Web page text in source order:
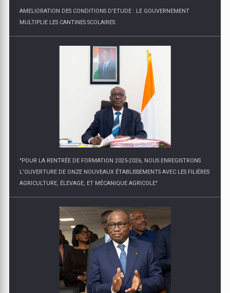
AMELIORATION DES CONDITIONS D'ETUDE : LE GOUVERNEMENT
MULTIPLIE LES CANTINES SCOLAIRES
"POUR LA RENTRÉE DE FORMATION 2025-2026, NOUS ENREGISTRONS
L'OUVERTURE DE ONZE NOUVEAUX ÉTABLISSEMENTS AVEC LES FILIÈRES
AGRICULTURE, ÉLEVAGE, ET MÉCANIQUE AGRICOLE"